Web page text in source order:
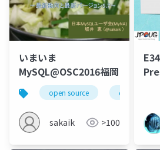
いまいま
MySQL@OSC2016福岡
open source database
sakaik >100
ッ
だ